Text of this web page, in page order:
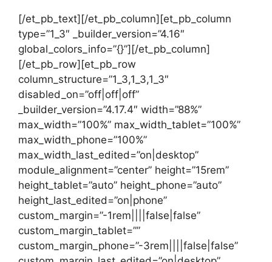
[/et_pb_text][/et_pb_column][et_pb_column
type=”1_3″ _builder_version=”4.16″
global_colors_info=”{}”][/et_pb_column]
[/et_pb_row][et_pb_row
column_structure=”1_3,1_3,1_3″
disabled_on=”off|off|off”
_builder_version=”4.17.4″ width=”88%”
max_width=”100%” max_width_tablet=”100%”
max_width_phone=”100%”
max_width_last_edited=”on|desktop”
module_alignment=”center” height=”15rem”
height_tablet=”auto” height_phone=”auto”
height_last_edited=”on|phone”
custom_margin=”-1rem||||false|false”
custom_margin_tablet=””
custom_margin_phone=”-3rem||||false|false”